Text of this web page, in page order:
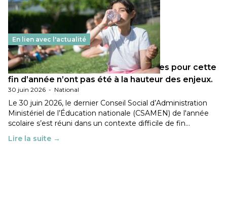
En lien avec l'actualité
Les décisions ministérielles attendues pour cette
fin d’année n’ont pas été à la hauteur des enjeux.
30 juin 2026 - National
Le 30 juin 2026, le dernier Conseil Social d’Administration
Ministériel de l’Éducation nationale (CSAMEN) de l'année
scolaire s’est réuni dans un contexte difficile de fin…
Lire la suite →